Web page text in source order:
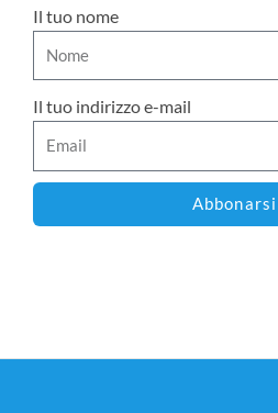
Il tuo nome
Il tuo indirizzo e-mail
Abbonarsi